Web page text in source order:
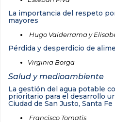
La importancia del respeto
mayores
Hugo Valderrama y
Pérdida y desperdicio de
Virginia Borga
Salud y medioambiente
La gestión del agua potable
prioritario para el desarrollo
Ciudad de San Justo, Santa Fe
Francisco Tomatis